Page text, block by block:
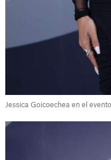
Jessica Goicoechea en el